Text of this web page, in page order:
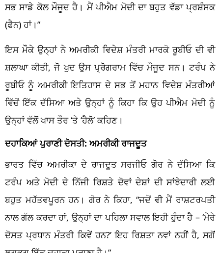
ਸਭ ਸਾਡੇ ਕੋਲ ਮੌਜੂਦ ਹੈ। ਮੈਂ ਪੀਐਮ ਮੋਦੀ ਦਾ ਬਹੁਤ ਵੱਡਾ ਪ੍ਰਸ਼ੰਸਕ
(ਫੈਨ) ਹਾਂ।”
ਇਸ ਮੌਕੇ ਉਨ੍ਹਾਂ ਨੇ ਅਮਰੀਕੀ ਵਿਦੇਸ਼ ਮੰਤਰੀ ਮਾਰਕੋ ਰੂਬੀਓ ਦੀ ਵੀ
ਸ਼ਲਾਘਾ ਕੀਤੀ, ਜੋ ਖੁਦ ਉਸ ਪ੍ਰੋਗਰਾਮ ਵਿੱਚ ਮੌਜੂਦ ਸਨ। ਟਰੰਪ ਨੇ
ਰੂਬੀਓ ਨੂੰ ਅਮਰੀਕੀ ਇਤਿਹਾਸ ਦੇ ਸਭ ਤੋਂ ਮਹਾਨ ਵਿਦੇਸ਼ ਮੰਤਰੀਆਂ
ਵਿੱਚੋਂ ਇੱਕ ਦੱਸਿਆ ਅਤੇ ਉਨ੍ਹਾਂ ਨੂੰ ਕਿਹਾ ਕਿ ਉਹ ਪੀਐਮ ਮੋਦੀ ਨੂੰ
ਉਨ੍ਹਾਂ ਵੱਲੋਂ ਖਾਸ ਤੌਰ ‘ਤੇ ‘ਹੈਲੋ’ ਕਹਿਣ।
ਦਹਾਕਿਆਂ ਪੁਰਾਣੀ ਦੋਸਤੀ: ਅਮਰੀਕੀ ਰਾਜਦੂਤ
ਭਾਰਤ ਵਿੱਚ ਅਮਰੀਕਾ ਦੇ ਰਾਜਦੂਤ ਸਰਜੀਓ ਗੋਰ ਨੇ ਦੱਸਿਆ ਕਿ
ਟਰੰਪ ਅਤੇ ਮੋਦੀ ਦੇ ਨਿੱਜੀ ਰਿਸ਼ਤੇ ਦੋਵਾਂ ਦੇਸ਼ਾਂ ਦੀ ਸਾਂਝੇਦਾਰੀ ਲਈ
ਬਹੁਤ ਮਹੱਤਵਪੂਰਨ ਹਨ। ਗੋਰ ਨੇ ਕਿਹਾ, “ਜਦੋਂ ਵੀ ਮੈਂ ਰਾਸ਼ਟਰਪਤੀ
ਨਾਲ ਗੱਲ ਕਰਦਾ ਹਾਂ, ਉਨ੍ਹਾਂ ਦਾ ਪਹਿਲਾ ਸਵਾਲ ਇਹੀ ਹੁੰਦਾ ਹੈ – ‘ਮੇਰੇ
ਦੋਸਤ ਪ੍ਰਧਾਨ ਮੰਤਰੀ ਕਿਵੇਂ ਹਨ?’ ਇਹ ਰਿਸ਼ਤਾ ਨਵਾਂ ਨਹੀਂ ਹੈ, ਸਗੋਂ